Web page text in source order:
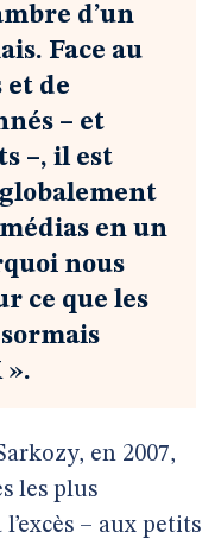
d’un
Face au
et de
– et
–, il est
en un
nous
ce que les
».
en 2007,
les plus
– aux petits